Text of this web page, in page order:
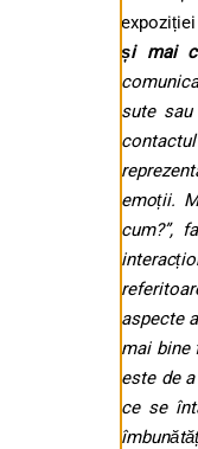
și mai
sute
emoții.
cum?”,
aspecte
mai bine
este de
ce se